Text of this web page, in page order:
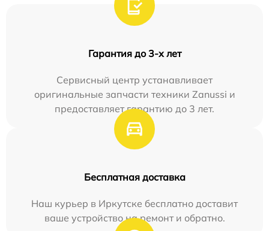
Гарантия до 3-х лет
Сервисный центр устанавливает
оригинальные запчасти техники Zanussi и
предоставляет гарантию до 3 лет.
Бесплатная доставка
Наш курьер в Иркутске бесплатно доставит
ваше устройство на ремонт и обратно.